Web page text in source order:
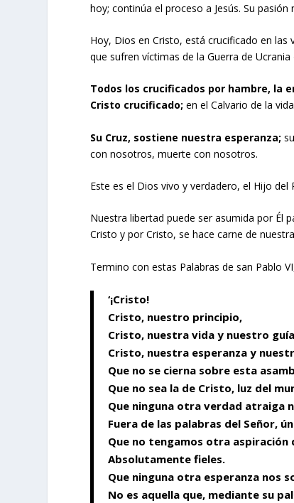
hoy; continúa el proceso a Jesús. Su
Hoy, Dios en Cristo, está crucificado en las
que sufren víctimas de la Guerra de
Todos los crucificados por hambre, la
Cristo crucificado; en el Calvario de la
Su Cruz, sostiene nuestra esperanza;
con nosotros, muerte con nosotros.
Este es el Dios vivo y verdadero, el Hijo
Nuestra libertad puede ser asumida por Él
Cristo y por Cristo, se hace carne de
Termino con estas Palabras de san Pablo
‘¡Cristo!
Cristo, nuestro principio,
Cristo, nuestra vida y nuestro
Cristo, nuestra esperanza y
Que no se cierna sobre esta
Que no sea la de Cristo, luz del
Que ninguna otra verdad atraiga
Fuera de las palabras del Señor,
Que no tengamos otra aspiración
Absolutamente fieles.
Que ninguna otra esperanza nos
No es aquella que, mediante su